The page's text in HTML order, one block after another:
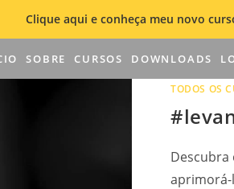
Clique aqui e conheça meu novo
SOBRE CURSOS DOWNLOADS
TODOS OS
Descubra
aprimorá-